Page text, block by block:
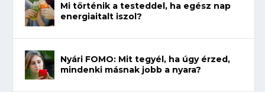
Mi történik a testeddel, ha egész nap
energiaitalt iszol?
Nyári FOMO: Mit tegyél, ha úgy érzed,
mindenki másnak jobb a nyara?